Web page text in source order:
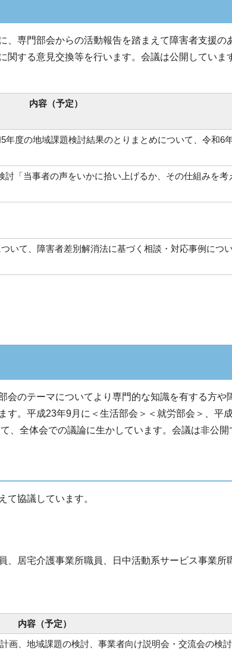
、専門部会からの活動報告を踏まえて障害者支援の
関する意見交換等を行います。会議は公開していま
内容（予定）
年度の地域課題検討結果のとりまとめについて、令和6
「当事者の声をいかに拾い上げるか、その仕組みを考
いて、障害者差別解消法に基づく相談・対応事例につ
のテーマについてより専門的な知識を有する方や
す。平成23年9月に＜生活部会＞＜就労部会＞、平
、全体会での議論に生かしています。会議は非公開
て協議しています。
居宅介護事業所職員、日中活動系サービス事業所
内容（予定）
画、地域課題の検討、事業者向け説明会・交流会の検討